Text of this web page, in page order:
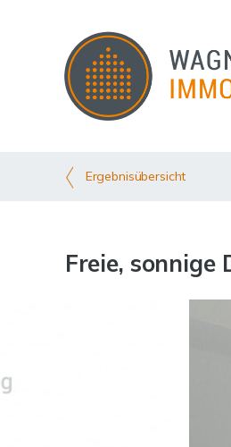
Ergebnisübersicht
Freie, sonnige